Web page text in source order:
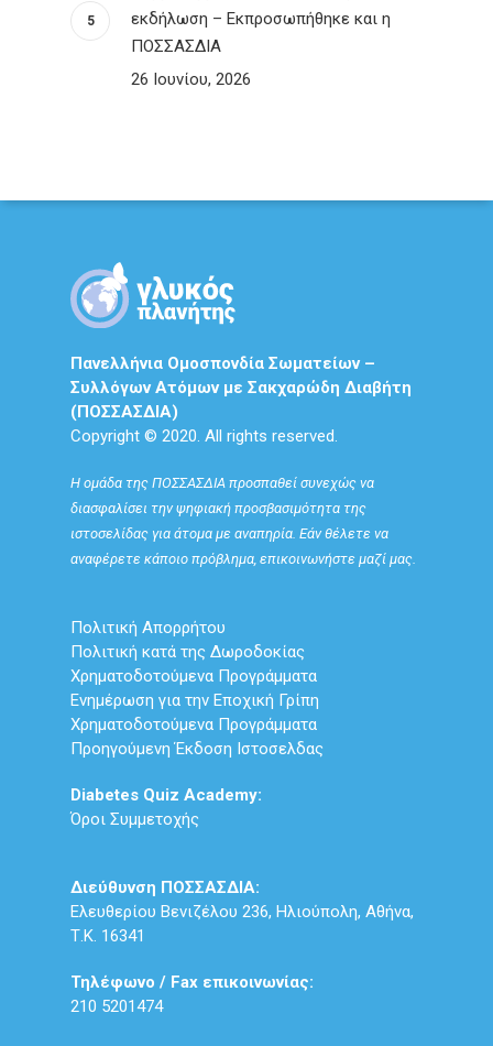
εκδήλωση – Εκπροσωπήθηκε και η
ΠΟΣΣΑΣΔΙΑ
26 Ιουνίου, 2026
Πανελλήνια Ομοσπονδία Σωματείων –
Συλλόγων Ατόμων με Σακχαρώδη Διαβήτη
(ΠΟΣΣΑΣΔΙΑ)
Copyright © 2020. All rights reserved.
Η ομάδα της ΠΟΣΣΑΣΔΙΑ προσπαθεί συνεχώς να
διασφαλίσει την ψηφιακή προσβασιμότητα της
ιστοσελίδας για άτομα με αναπηρία. Εάν θέλετε να
αναφέρετε κάποιο πρόβλημα, επικοινωνήστε μαζί μας.
Πολιτική Απορρήτου
Πολιτική κατά της Δωροδοκίας
Χρηματοδοτούμενα Προγράμματα
Ενημέρωση για την Εποχική Γρίπη
Χρηματοδοτούμενα Προγράμματα
Προηγούμενη Έκδοση Ιστοσελδας
Diabetes Quiz Academy:
Όροι Συμμετοχής
Διεύθυνση ΠΟΣΣΑΣΔΙΑ:
Ελευθερίου Βενιζέλου 236, Ηλιούπολη, Αθήνα,
Τ.Κ. 16341
Τηλέφωνο / Fax επικοινωνίας:
210 5201474